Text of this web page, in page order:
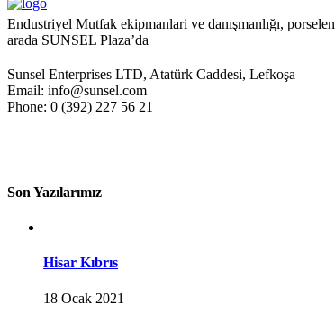
Endustriyel Mutfak ekipmanlari ve danışmanlığı,
arada SUNSEL Plaza’da
Sunsel Enterprises LTD, Atatürk Caddesi, Lefkoşa
Email: info@sunsel.com
Phone: 0 (392) 227 56 21
Son Yazılarımız
Hisar Kıbrıs
18 Ocak 2021